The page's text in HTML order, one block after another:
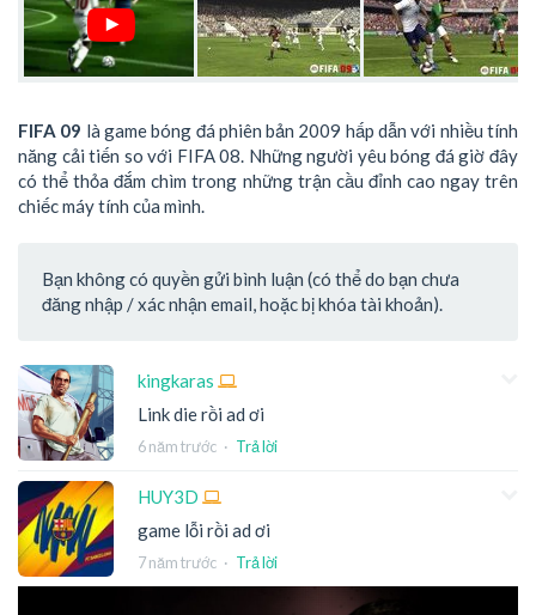
FIFA 09 là game bóng đá phiên bản 2009 hấp dẫn với nhiều tính
năng cải tiến so với FIFA 08. Những người yêu bóng đá giờ đây
có thể thỏa đắm chìm trong những trận cầu đỉnh cao ngay trên
chiếc máy tính của mình.
Bạn không có quyền gửi bình luận (có thể do bạn chưa
đăng nhập / xác nhận email, hoặc bị khóa tài khoản).
kingkaras
Link die rồi ad ơi
6 năm trước · Trả lời
HUY3D
game lỗi rồi ad ơi
7 năm trước · Trả lời